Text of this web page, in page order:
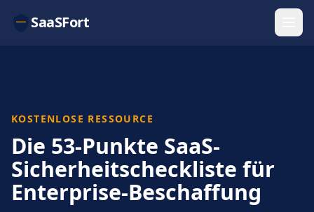
SaaSFort
KOSTENLOSE RESSOURCE
Die 53-Punkte SaaS-
Sicherheitscheckliste für
Enterprise-Beschaffung